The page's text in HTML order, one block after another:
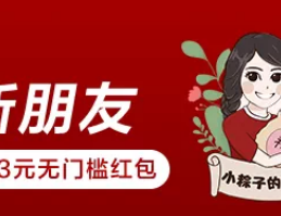
nữ Xếp hạng Mật
ong Silk Senseshing
kem chống nắng vật
lý và hóa học
511,000
Nước thải Polay